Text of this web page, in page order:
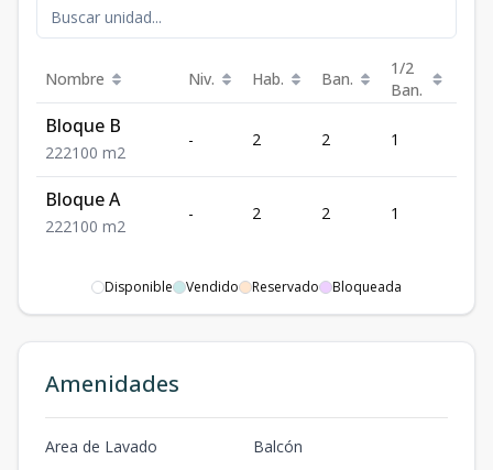
Nombre Niv. Hab. Ban.
1/2
Ban.
Bloque B
222100 m2
- 2 2 1
Bloque A
222100 m2
- 2 2 1
Disponible Vendido Reservado Bloqueada
Amenidades
Area de Lavado
Balcón